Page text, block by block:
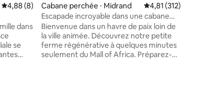
Évaluation moyenne sur la base de 8 commentaires : 4,88 sur 5
4,88 (8)
dans
se
Cabane perchée ⋅ Midrand Évaluation moyenne
4,81 (312)
Escapade incroyable dans une cabane
dans les arbres en pleine nature
Bienvenue dans un havre de paix loin de
la ville animée. Découvrez notre petite
ferme régénérative à quelques minutes
seulement du Mall of Africa. Préparez-